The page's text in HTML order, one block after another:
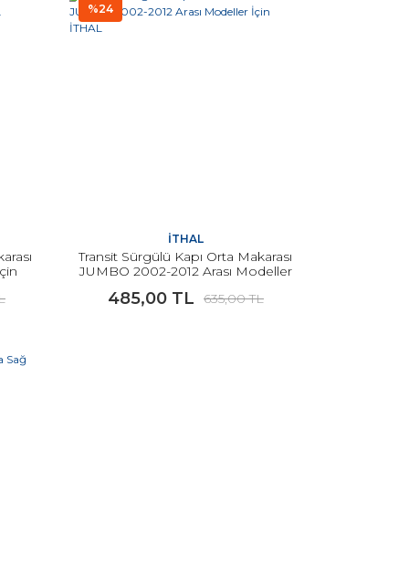
%24
İTHAL
Transit Sürgülü Kapı Orta Makarası
JUMBO 2002-2012 Arası Modeller
485,00 TL 635,00 TL